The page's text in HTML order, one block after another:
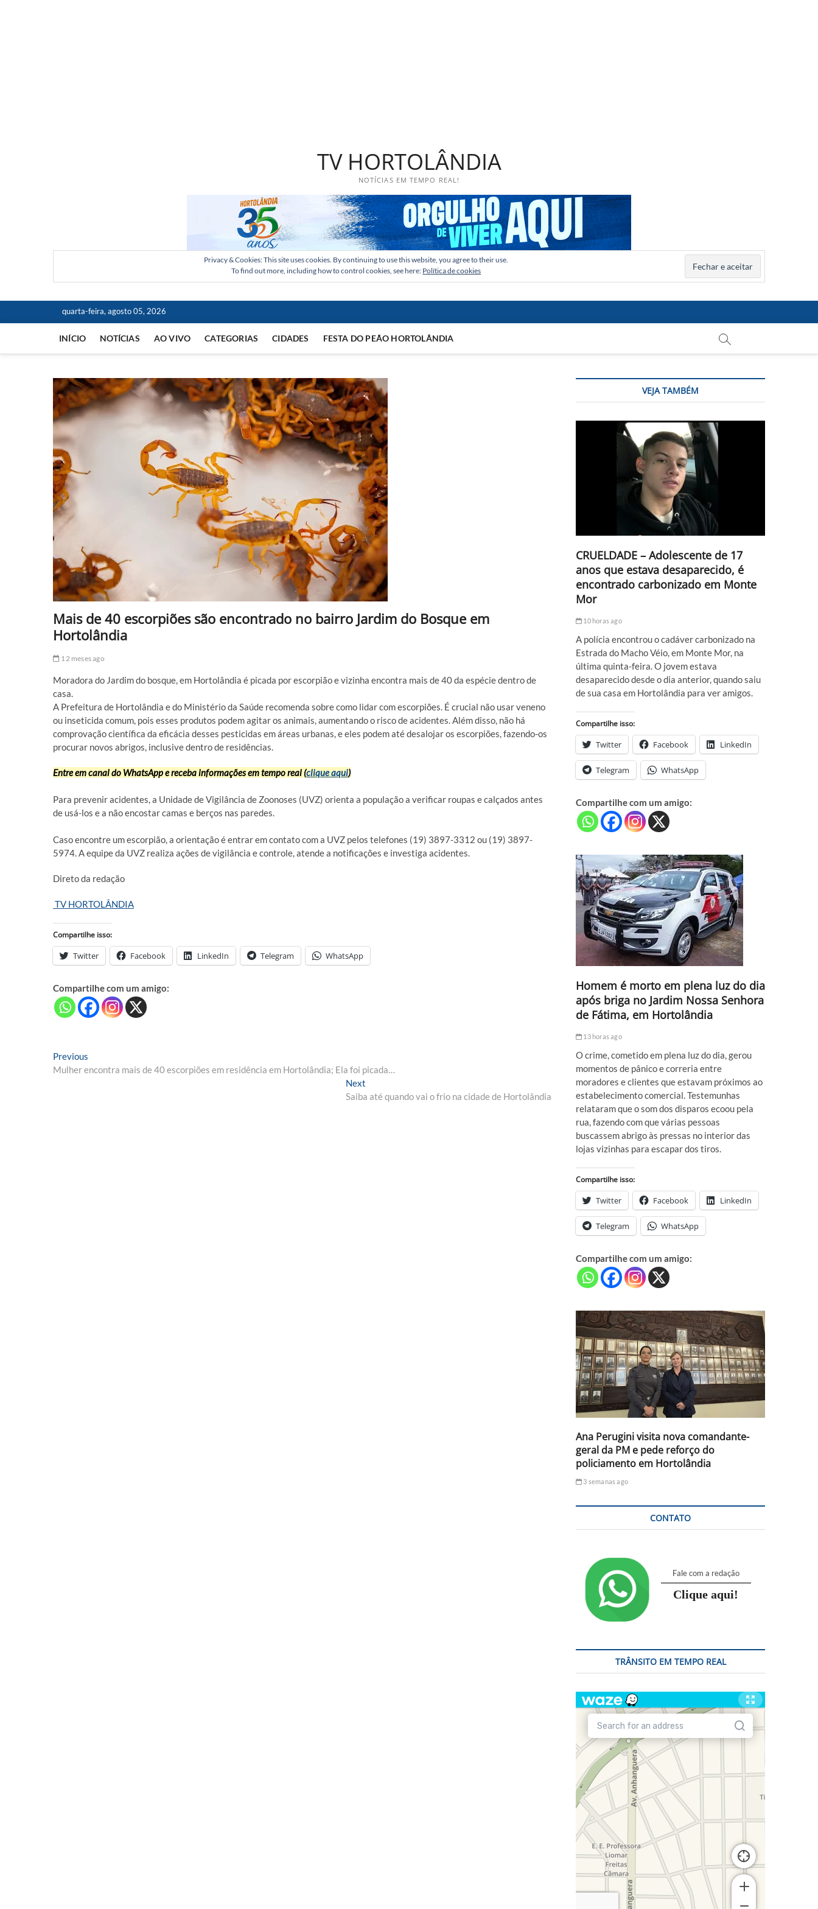
TV HORTOLÂNDIA
NOTÍCIAS EM TEMPO REAL!
Privacy & Cookies: This site uses cookies. By continuing to use this website, you agree to their use.
To find out more, including how to control cookies, see here: Política de cookies
quarta-feira, agosto 05, 2026
INÍCIO NOTÍCIAS AO VIVO CATEGORIAS CIDADES FESTA DO PEÃO HORTOLÂNDIA
Mais de 40 escorpiões são encontrado no bairro Jardim do Bosque em
Hortolândia
12 meses ago
Moradora do Jardim do bosque, em Hortolândia é picada por escorpião e vizinha encontra mais de 40 da espécie dentro de
casa.
A Prefeitura de Hortolândia e do Ministério da Saúde recomenda sobre como lidar com escorpiões. É crucial não usar veneno
ou inseticida comum, pois esses produtos podem agitar os animais, aumentando o risco de acidentes. Além disso, não há
comprovação científica da eficácia desses pesticidas em áreas urbanas, e eles podem até desalojar os escorpiões, fazendo-os
procurar novos abrigos, inclusive dentro de residências.
Entre em canal do WhatsApp e receba informações em tempo real (clique aqui)
Para prevenir acidentes, a Unidade de Vigilância de Zoonoses (UVZ) orienta a população a verificar roupas e calçados antes
de usá-los e a não encostar camas e berços nas paredes.
Caso encontre um escorpião, a orientação é entrar em contato com a UVZ pelos telefones (19) 3897-3312 ou (19) 3897-
5974. A equipe da UVZ realiza ações de vigilância e controle, atende a notificações e investiga acidentes.
Direto da redação
TV HORTOLÂNDIA
Compartilhe isso:
Twitter Facebook LinkedIn Telegram WhatsApp
Compartilhe com um amigo:
Navegação
de
Previous
post:
Mulher encontra mais de 40 escorpiões em residência em Hortolândia; Ela foi picada…
Next
post:
Saiba até quando vai o frio na cidade de Hortolândia
VEJA TAMBÉM
CRUELDADE – Adolescente de 17
anos que estava desaparecido, é
encontrado carbonizado em Monte
Mor
10 horas ago
A polícia encontrou o cadáver carbonizado na
Estrada do Macho Véio, em Monte Mor, na
última quinta-feira. O jovem estava
desaparecido desde o dia anterior, quando saiu
de sua casa em Hortolândia para ver amigos.
Compartilhe isso:
Twitter Facebook LinkedIn
Telegram WhatsApp
Compartilhe com um amigo:
Homem é morto em plena luz do dia
após briga no Jardim Nossa Senhora
de Fátima, em Hortolândia
13 horas ago
O crime, cometido em plena luz do dia, gerou
momentos de pânico e correria entre
moradores e clientes que estavam próximos ao
estabelecimento comercial. Testemunhas
relataram que o som dos disparos ecoou pela
rua, fazendo com que várias pessoas
buscassem abrigo às pressas no interior das
lojas vizinhas para escapar dos tiros.
Compartilhe isso:
Twitter Facebook LinkedIn
Telegram WhatsApp
Compartilhe com um amigo:
Ana Perugini visita nova comandante-
geral da PM e pede reforço do
policiamento em Hortolândia
3 semanas ago
CONTATO
Fale com a redação
Clique aqui!
TRÂNSITO EM TEMPO REAL